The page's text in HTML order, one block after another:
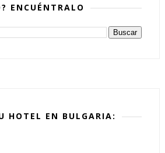
ENCUÉNTRALO
HOTEL EN BULGARIA: